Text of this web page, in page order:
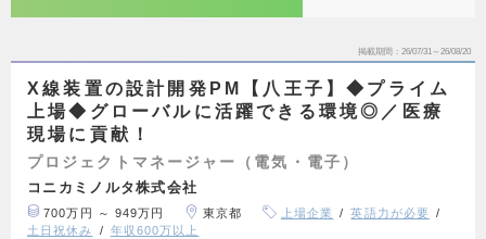
掲載期間 26/07/31～26/08/20
X線装置の設計開発PM【八王子】◆プライム
上場◆グローバルに活躍できる環境◎／医療
現場に貢献！
プロジェクトマネージャー（電気・電子）
コニカミノルタ株式会社
700万円 ～ 949万円 東京都 上場企業
英語力が必要
土日祝休み
年収600万以上